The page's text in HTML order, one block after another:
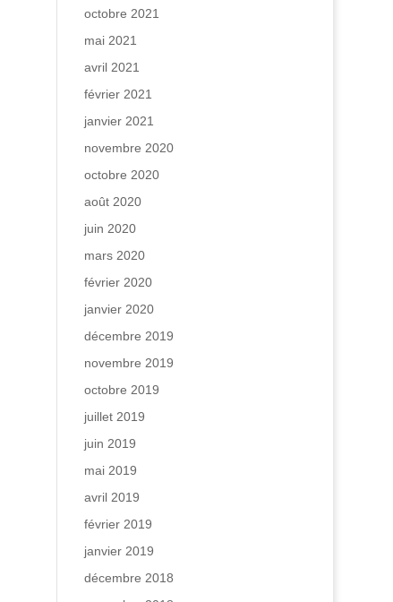
octobre 2021
mai 2021
avril 2021
février 2021
janvier 2021
novembre 2020
octobre 2020
août 2020
juin 2020
mars 2020
février 2020
janvier 2020
décembre 2019
novembre 2019
octobre 2019
juillet 2019
juin 2019
mai 2019
avril 2019
février 2019
janvier 2019
décembre 2018